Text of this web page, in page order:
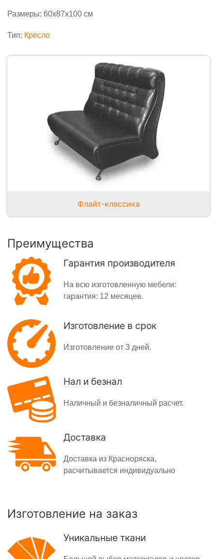
Размеры: 60х87х100 см
Тип: Кресло
Флайт-классика
Преимущества
Гарантия производителя
На всю изготовленную мебели:
гарантия: 12 месяцев.
Изготовление в срок
Изготовление от 3 дней.
Нал и безнал
Наличный и безналичный расчет.
Доставка
Доставка из Красноряска,
расчитывается индивидуально
Изготовление на заказ
Уникальные ткани